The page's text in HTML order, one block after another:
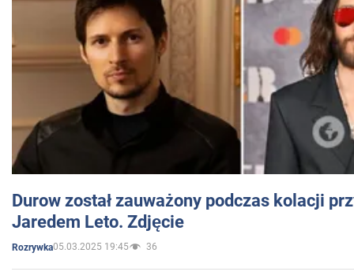
Durow został zauważony podczas kolacji
Jaredem Leto. Zdjęcie
Rozrywka05.03.2025 19:45 36